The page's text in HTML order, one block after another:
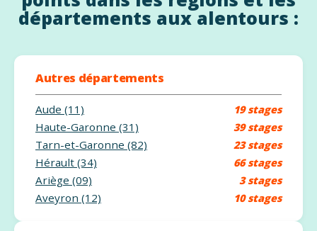
départements aux alentours :
Autres départements
Aude (11) 19 stages
Haute-Garonne (31) 39 stages
Tarn-et-Garonne (82) 23 stages
Hérault (34) 66 stages
Ariège (09) 3 stages
Aveyron (12) 10 stages